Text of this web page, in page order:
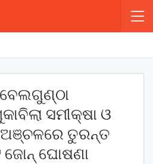
ସମୀକ୍ଷା ଓ
ତୁରନ୍ତ
ଘୋଷଣା